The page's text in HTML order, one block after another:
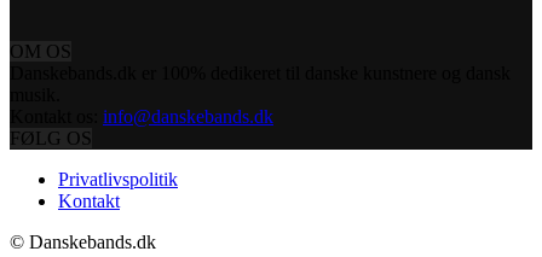
OM OS
info@danskebands.dk
FØLG OS
Privatlivspolitik
Kontakt
© Danskebands.dk